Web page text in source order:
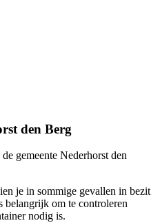
den Berg
de gemeente Nederhorst den
je in sommige gevallen in bezit
belangrijk om te controleren
nodig is.